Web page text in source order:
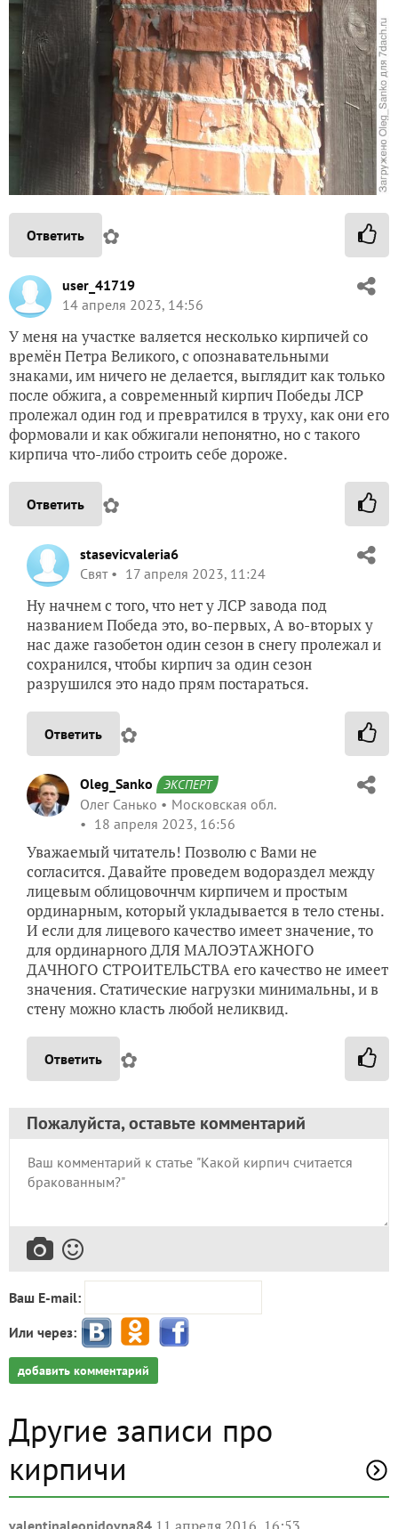
Ответить ✿
user_41719
14 апреля 2023, 14:56
У меня на участке валяется несколько кирпичей со
времён Петра Великого, с опознавательными
знаками, им ничего не делается, выглядит как только
после обжига, а современный кирпич Победы ЛСР
пролежал один год и превратился в труху, как они его
формовали и как обжигали непонятно, но с такого
кирпича что-либо строить себе дороже.
Ответить ✿
stasevicvaleria6
Свят
17 апреля 2023, 11:24
Ну начнем с того, что нет у ЛСР завода под
названием Победа это, во-первых, А во-вторых у
нас даже газобетон один сезон в снегу пролежал и
сохранился, чтобы кирпич за один сезон
разрушился это надо прям постараться.
Ответить ✿
Oleg_Sanko ЭКСПЕРТ
Олег Санько
Московская обл.
18 апреля 2023, 16:56
Уважаемый читатель! Позволю с Вами не
согласится. Давайте проведем водораздел между
лицевым облицовочнчм кирпичем и простым
ординарным, который укладывается в тело стены.
И если для лицевого качество имеет значение, то
для ординарного ДЛЯ МАЛОЭТАЖНОГО
ДАЧНОГО СТРОИТЕЛЬСТВА его качество не имеет
значения. Статические нагрузки минимальны, и в
стену можно класть любой неликвид.
Ответить ✿
Пожалуйста, оставьте комментарий
Ваш E-mail:
Или через:
добавить комментарий
Другие записи про
кирпичи
valentinaleonidovna84